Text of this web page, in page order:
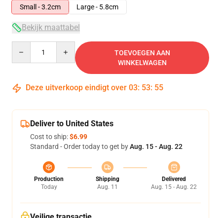
Small - 3.2cm
Large - 5.8cm
Bekijk maattabel
TOEVOEGEN AAN
WINKELWAGEN
Deze uitverkoop eindigt over 03: 53: 55
Deliver to United States
Cost to ship:$6.99
Standard - Order today to get byAug. 15 - Aug. 22
Production
Today
Shipping
Aug. 11
Delivered
Aug. 15 - Aug. 22